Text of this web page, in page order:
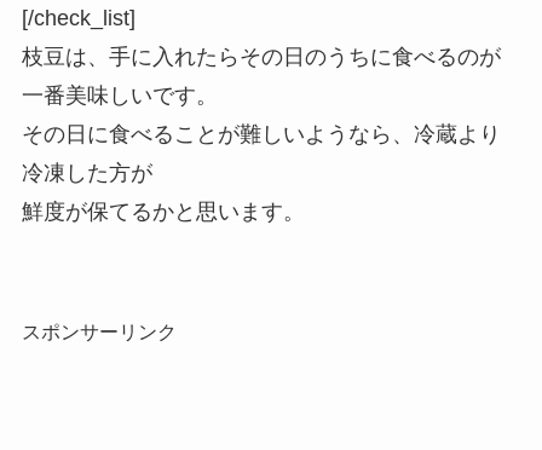
[/check_list]
枝豆は、手に入れたらその日のうちに食べるのが
一番美味しいです。
その日に食べることが難しいようなら、冷蔵より
冷凍した方が
鮮度が保てるかと思います。
スポンサーリンク